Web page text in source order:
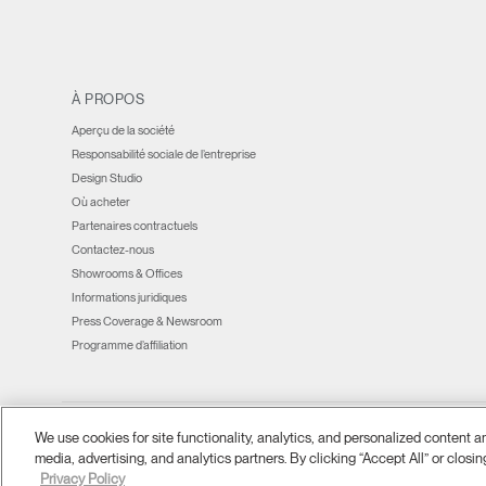
À PROPOS
Aperçu de la société
Responsabilité sociale de l’entreprise
Design Studio
Où acheter
Partenaires contractuels
Contactez-nous
Showrooms & Offices
Informations juridiques
Press Coverage & Newsroom
Programme d’affiliation
Ⓒ 2026 Humanscale. Tous droits réservés. Conditions générales | Politique de
We use cookies for site functionality, analytics, and personalized content
media, advertising, and analytics partners. By clicking “Accept All” or
Privacy Policy